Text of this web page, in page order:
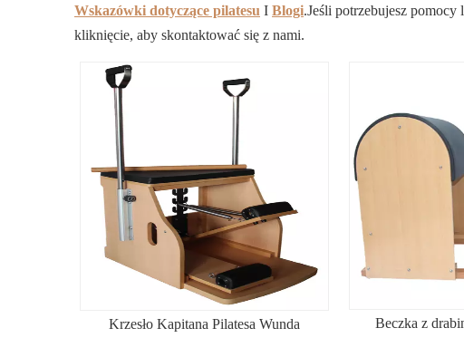
Wskazówki dotyczące pilatesu I Blogi.Jeśli potrzebujesz
kliknięcie, aby skontaktować się z nami.
Krzesło Kapitana Pilatesa Wunda Beczka z